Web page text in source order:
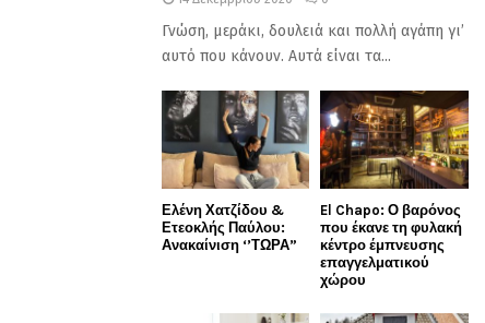
Γνώση, μεράκι, δουλειά και πολλή αγάπη γι’
αυτό που κάνουν. Αυτά είναι τα...
Ελένη Χατζίδου &
Ετεοκλής Παύλου:
Ανακαίνιση ‘’ΤΩΡΑ”
El Chapo: Ο βαρόνος
που έκανε τη φυλακή
κέντρο έμπνευσης
επαγγελματικού
χώρου